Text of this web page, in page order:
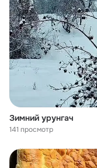
Зимний урунгач
141 просмотр